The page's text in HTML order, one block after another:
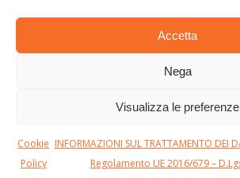
Accetta
Nega
Visualizza le preferenze
Cookie
Policy
INFORMAZIONI SUL TRATTAMENTO DEI
Regolamento UE 2016/679 –
© 2026 Pubblica Assistenza S.R.
using WordPress and